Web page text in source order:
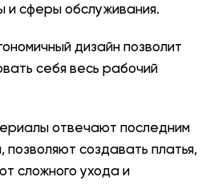
и сферы обслуживания.
дизайн позволит
себя весь рабочий
отвечают последним
создавать платья,
сложного ухода и